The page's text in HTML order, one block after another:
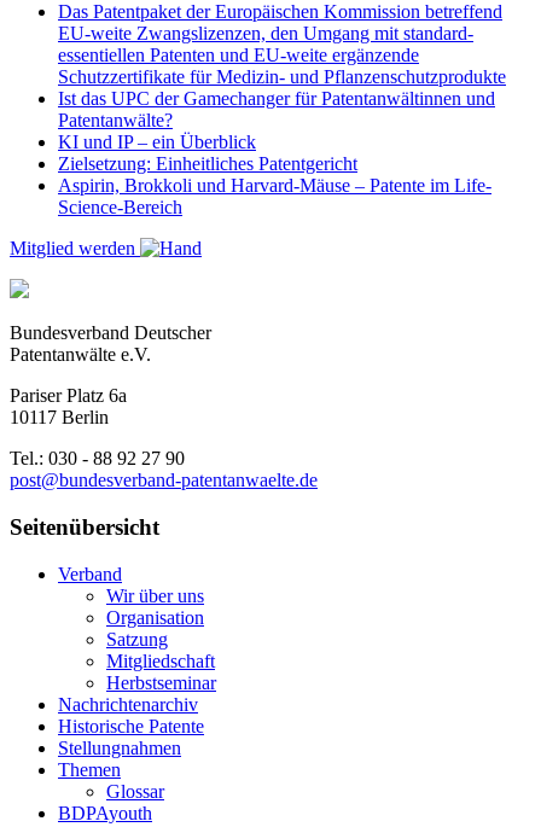
Das Patentpaket der Europäischen Kommission betreffend
EU-weite Zwangslizenzen, den Umgang mit standard-
essentiellen Patenten und EU-weite ergänzende
Schutzzertifikate für Medizin- und Pflanzenschutzprodukte
Ist das UPC der Gamechanger für Patentanwältinnen und
Patentanwälte?
KI und IP – ein Überblick
Zielsetzung: Einheitliches Patentgericht
Aspirin, Brokkoli und Harvard-Mäuse – Patente im Life-
Science-Bereich
Mitglied werden
Bundesverband Deutscher
Patentanwälte e.V.
Pariser Platz 6a
10117 Berlin
Tel.: 030 - 88 92 27 90
post@bundesverband-patentanwaelte.de
Seitenübersicht
Verband
Wir über uns
Organisation
Satzung
Mitgliedschaft
Herbstseminar
Nachrichtenarchiv
Historische Patente
Stellungnahmen
Themen
Glossar
BDPAyouth